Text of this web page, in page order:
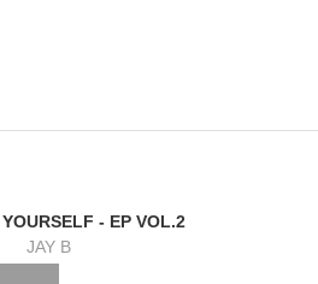
- EP VOL.2
JAY B